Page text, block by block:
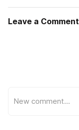
Leave a Comment